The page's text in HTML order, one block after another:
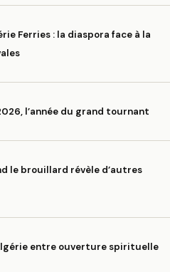
Ferries : la diaspora face à la
l’année du grand tournant
le brouillard révèle d’autres
entre ouverture spirituelle